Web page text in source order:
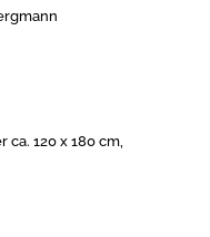
120 x 180 cm,